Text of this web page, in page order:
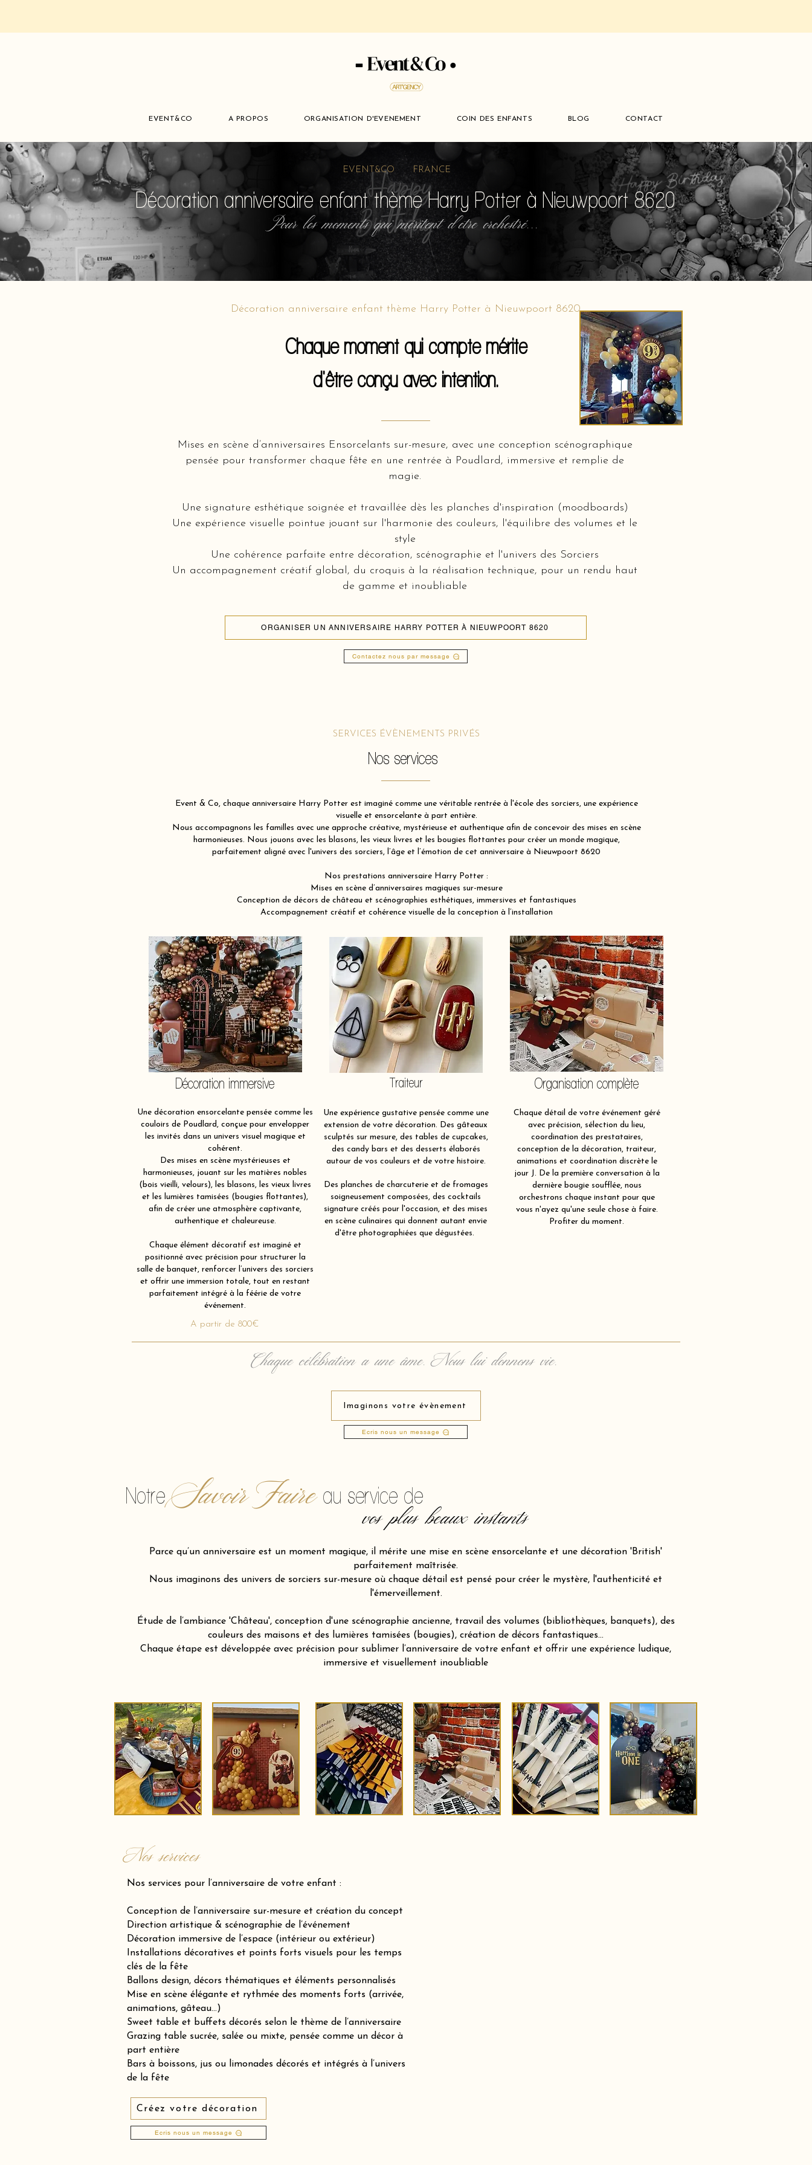
EVENT&CO A PROPOS ORGANISATION D'EVENEMENT COIN DES ENFANTS BLOG CONTACT
EVENT&CO FRANCE
Décoration anniversaire enfant thème Harry Potter à Nieuwpoort 8620
Pour les moments qui méritent d'etre orchestré...
Décoration anniversaire enfant thème Harry Potter à Nieuwpoort 8620
Chaque moment qui compte mérite
d'être conçu avec intention.
Mises en scène d’anniversaires Ensorcelants sur-mesure, avec une conception scénographique
pensée pour transformer chaque fête en une rentrée à Poudlard, immersive et remplie de
magie.
Une signature esthétique soignée et travaillée dès les planches d'inspiration (moodboards)
Une expérience visuelle pointue jouant sur l'harmonie des couleurs, l'équilibre des volumes et le
style
Une cohérence parfaite entre décoration, scénographie et l'univers des Sorciers
Un accompagnement créatif global, du croquis à la réalisation technique, pour un rendu haut
de gamme et inoubliable
ORGANISER UN ANNIVERSAIRE HARRY POTTER À NIEUWPOORT 8620
Contactez nous par message
SERVICES ÉVÈNEMENTS PRIVÉS
Nos services
Event & Co, chaque anniversaire Harry Potter est imaginé comme une véritable rentrée à l'école des sorciers, une expérience
visuelle et ensorcelante à part entière.
Nous accompagnons les familles avec une approche créative, mystérieuse et authentique afin de concevoir des mises en scène
harmonieuses. Nous jouons avec les blasons, les vieux livres et les bougies flottantes pour créer un monde magique,
parfaitement aligné avec l'univers des sorciers, l’âge et l’émotion de cet anniversaire à Nieuwpoort 8620
Nos prestations anniversaire Harry Potter :
Mises en scène d’anniversaires magiques sur-mesure
Conception de décors de château et scénographies esthétiques, immersives et fantastiques
Accompagnement créatif et cohérence visuelle de la conception à l’installation
Décoration immersive
Une décoration ensorcelante pensée comme les
couloirs de Poudlard, conçue pour envelopper
les invités dans un univers visuel magique et
cohérent.
Des mises en scène mystérieuses et
harmonieuses, jouant sur les matières nobles
(bois vieilli, velours), les blasons, les vieux livres
et les lumières tamisées (bougies flottantes),
afin de créer une atmosphère captivante,
authentique et chaleureuse.
Chaque élément décoratif est imaginé et
positionné avec précision pour structurer la
salle de banquet, renforcer l’univers des sorciers
et offrir une immersion totale, tout en restant
parfaitement intégré à la féérie de votre
événement.
Traiteur
Une expérience gustative pensée comme une
extension de votre décoration. Des gâteaux
sculptés sur mesure, des tables de cupcakes,
des candy bars et des desserts élaborés
autour de vos couleurs et de votre histoire.
Des planches de charcuterie et de fromages
soigneusement composées, des cocktails
signature créés pour l'occasion, et des mises
en scène culinaires qui donnent autant envie
d'être photographiées que dégustées.
Organisation complète
Chaque détail de votre événement géré
avec précision, sélection du lieu,
coordination des prestataires,
conception de la décoration, traiteur,
animations et coordination discrète le
jour J. De la première conversation à la
dernière bougie soufflée, nous
orchestrons chaque instant pour que
vous n'ayez qu'une seule chose à faire.
Profiter du moment.
A partir de 800€
Chaque célébration a une âme. Nous lui donnons vie.
Imaginons votre évènement
Ecris nous un message
Savoir Faire
Notre au service de
vos plus beaux instants
Parce qu’un anniversaire est un moment magique, il mérite une mise en scène ensorcelante et une décoration 'British'
parfaitement maîtrisée.
Nous imaginons des univers de sorciers sur-mesure où chaque détail est pensé pour créer le mystère, l'authenticité et
l'émerveillement.
Étude de l’ambiance 'Château', conception d'une scénographie ancienne, travail des volumes (bibliothèques, banquets), des
couleurs des maisons et des lumières tamisées (bougies), création de décors fantastiques…
Chaque étape est développée avec précision pour sublimer l’anniversaire de votre enfant et offrir une expérience ludique,
immersive et visuellement inoubliable
Nos services
Nos services pour l’anniversaire de votre enfant :
Conception de l’anniversaire sur-mesure et création du concept
Direction artistique & scénographie de l’événement
Décoration immersive de l’espace (intérieur ou extérieur)
Installations décoratives et points forts visuels pour les temps
clés de la fête
Ballons design, décors thématiques et éléments personnalisés
Mise en scène élégante et rythmée des moments forts (arrivée,
animations, gâteau…)
Sweet table et buffets décorés selon le thème de l’anniversaire
Grazing table sucrée, salée ou mixte, pensée comme un décor à
part entière
Bars à boissons, jus ou limonades décorés et intégrés à l’univers
de la fête
Créez votre décoration
Ecris nous un message